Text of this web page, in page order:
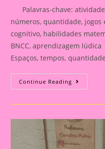
Palavras-chave:
números, quantidade,
cognitivo, habilidades
BNCC, aprendizagem
Espaços, tempos,
Continue Reading Desafio
Os